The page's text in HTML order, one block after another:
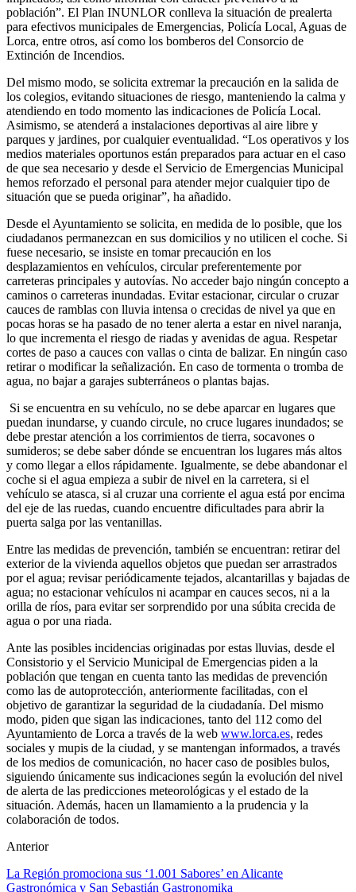
población”. El Plan INUNLOR conlleva la situación de prealerta
para efectivos municipales de Emergencias, Policía Local, Aguas de
Lorca, entre otros, así como los bomberos del Consorcio de
Extinción de Incendios.
Del mismo modo, se solicita extremar la precaución en la salida de
los colegios, evitando situaciones de riesgo, manteniendo la calma y
atendiendo en todo momento las indicaciones de Policía Local.
Asimismo, se atenderá a instalaciones deportivas al aire libre y
parques y jardines, por cualquier eventualidad. “Los operativos y los
medios materiales oportunos están preparados para actuar en el caso
de que sea necesario y desde el Servicio de Emergencias Municipal
hemos reforzado el personal para atender mejor cualquier tipo de
situación que se pueda originar”, ha añadido.
Desde el Ayuntamiento se solicita, en medida de lo posible, que los
ciudadanos permanezcan en sus domicilios y no utilicen el coche. Si
fuese necesario, se insiste en tomar precaución en los
desplazamientos en vehículos, circular preferentemente por
carreteras principales y autovías. No acceder bajo ningún concepto a
caminos o carreteras inundadas. Evitar estacionar, circular o cruzar
cauces de ramblas con lluvia intensa o crecidas de nivel ya que en
pocas horas se ha pasado de no tener alerta a estar en nivel naranja,
lo que incrementa el riesgo de riadas y avenidas de agua. Respetar
cortes de paso a cauces con vallas o cinta de balizar. En ningún caso
retirar o modificar la señalización. En caso de tormenta o tromba de
agua, no bajar a garajes subterráneos o plantas bajas.
Si se encuentra en su vehículo, no se debe aparcar en lugares que
puedan inundarse, y cuando circule, no cruce lugares inundados; se
debe prestar atención a los corrimientos de tierra, socavones o
sumideros; se debe saber dónde se encuentran los lugares más altos
y como llegar a ellos rápidamente. Igualmente, se debe abandonar el
coche si el agua empieza a subir de nivel en la carretera, si el
vehículo se atasca, si al cruzar una corriente el agua está por encima
del eje de las ruedas, cuando encuentre dificultades para abrir la
puerta salga por las ventanillas.
Entre las medidas de prevención, también se encuentran: retirar del
exterior de la vivienda aquellos objetos que puedan ser arrastrados
por el agua; revisar periódicamente tejados, alcantarillas y bajadas de
agua; no estacionar vehículos ni acampar en cauces secos, ni a la
orilla de ríos, para evitar ser sorprendido por una súbita crecida de
agua o por una riada.
Ante las posibles incidencias originadas por estas lluvias, desde el
Consistorio y el Servicio Municipal de Emergencias piden a la
población que tengan en cuenta tanto las medidas de prevención
como las de autoprotección, anteriormente facilitadas, con el
objetivo de garantizar la seguridad de la ciudadanía. Del mismo
modo, piden que sigan las indicaciones, tanto del 112 como del
Ayuntamiento de Lorca a través de la web www.lorca.es, redes
sociales y mupis de la ciudad, y se mantengan informados, a través
de los medios de comunicación, no hacer caso de posibles bulos,
siguiendo únicamente sus indicaciones según la evolución del nivel
de alerta de las predicciones meteorológicas y el estado de la
situación. Además, hacen un llamamiento a la prudencia y la
colaboración de todos.
Anterior
La Región promociona sus ‘1.001 Sabores’ en Alicante
Gastronómica y San Sebastián Gastronomika